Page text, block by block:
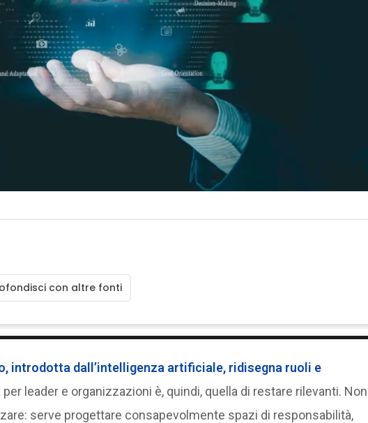
con altre fonti
introdotta dall’intelligenza artificiale, ridisegna ruoli e
per leader e organizzazioni è, quindi, quella di restare rilevanti. Non
serve progettare consapevolmente spazi di responsabilità,